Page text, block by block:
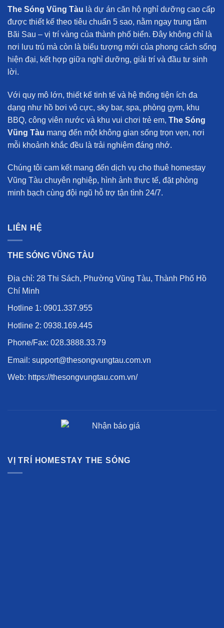
The Sóng Vũng Tàu là dự án căn hộ nghỉ dưỡng cao cấp
được thiết kế theo tiêu chuẩn 5 sao, nằm ngay trung tâm
Bãi Sau – vị trí vàng của thành phố biển. Đây không chỉ là
nơi lưu trú mà còn là biểu tượng mới của phong cách sống
hiện đại, kết hợp giữa nghỉ dưỡng, giải trí và đầu tư sinh
lời.
Với quy mô lớn, thiết kế tinh tế và hệ thống tiện ích đa
dạng như hồ bơi vô cực, sky bar, spa, phòng gym, khu
BBQ, công viên nước và khu vui chơi trẻ em, The Sóng
Vũng Tàu mang đến một không gian sống trọn vẹn, nơi
mỗi khoảnh khắc đều là trải nghiệm đáng nhớ.
Chúng tôi cam kết mang đến dịch vụ cho thuê homestay
Vũng Tàu chuyên nghiệp, hình ảnh thực tế, đặt phòng
minh bạch cùng đội ngũ hỗ trợ tận tình 24/7.
LIÊN HỆ
THE SÓNG VŨNG TÀU
Địa chỉ: 28 Thi Sách, Phường Vũng Tàu, Thành Phố Hồ
Chí Minh
Hotline 1: 0901.337.955
Hotline 2: 0938.169.445
Phone/Fax: 028.3888.33.79
Email: support@thesongvungtau.com.vn
Web: https://thesongvungtau.com.vn/
VỊ TRÍ HOMESTAY THE SÓNG